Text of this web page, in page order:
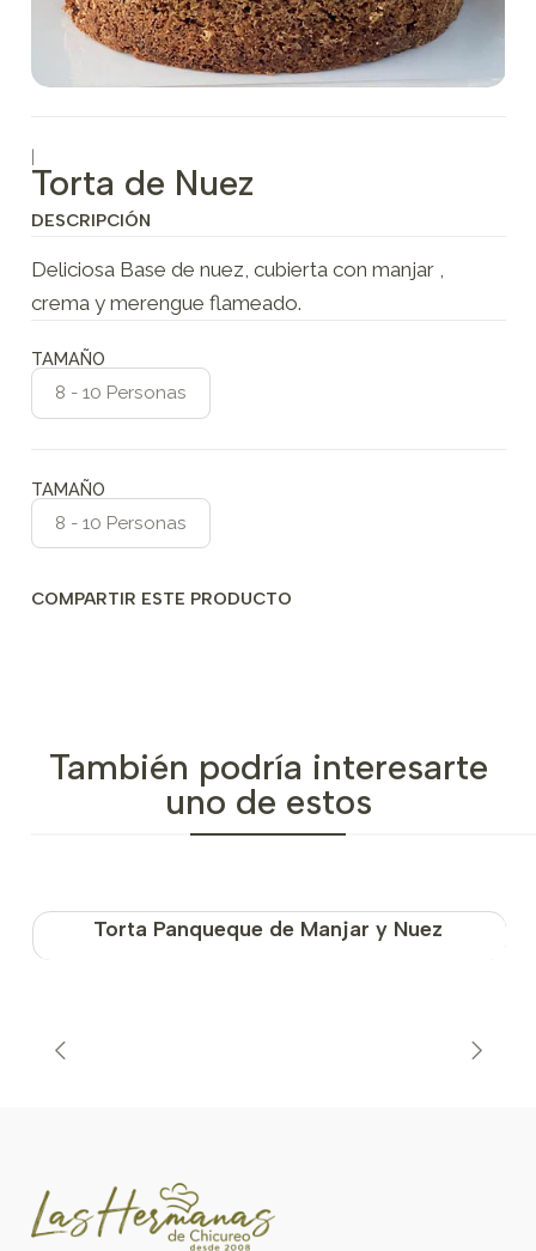
|
Torta de Nuez
DESCRIPCIÓN
Deliciosa Base de nuez, cubierta con manjar ,
crema y merengue flameado.
TAMAÑO
8 - 10 Personas
TAMAÑO
8 - 10 Personas
COMPARTIR ESTE PRODUCTO
También podría interesarte
uno de estos
Torta Panqueque de Manjar y Nuez